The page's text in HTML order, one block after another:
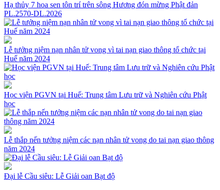
Hạ thủy 7 hoa sen tôn trí trên sông Hương đón mừng Phật đản
PL.2570-DL.2026
Lễ tưởng niệm nạn nhân tử vong vì tai nạn giao thông tổ chức tại
Huế năm 2024
Học viện PGVN tại Huế: Trung tâm Lưu trữ và Nghiên cứu Phật
học
Lễ thắp nến tưởng niệm các nạn nhân tử vong do tai nạn giao thông
năm 2024
Đại lễ Cầu siêu: Lễ Giải oan Bạt độ